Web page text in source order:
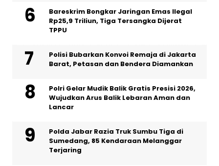
Bareskrim Bongkar Jaringan Emas Ilegal
Rp25,9 Triliun, Tiga Tersangka Dijerat
TPPU
Polisi Bubarkan Konvoi Remaja di Jakarta
Barat, Petasan dan Bendera Diamankan
Polri Gelar Mudik Balik Gratis Presisi 2026,
Wujudkan Arus Balik Lebaran Aman dan
Lancar
Polda Jabar Razia Truk Sumbu Tiga di
Sumedang, 85 Kendaraan Melanggar
Terjaring